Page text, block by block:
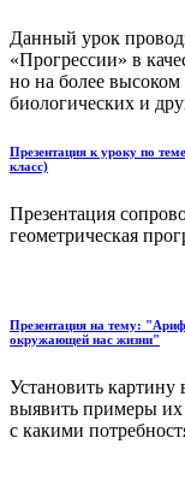
Данный урок
«Прогрессии» в
но на более
биологических и
Презентация к уроку по
класс)
Презентация
геометрическая
Презентация на тему:
окружающей нас жизни"
Установить картину
выявить примеры
с какими